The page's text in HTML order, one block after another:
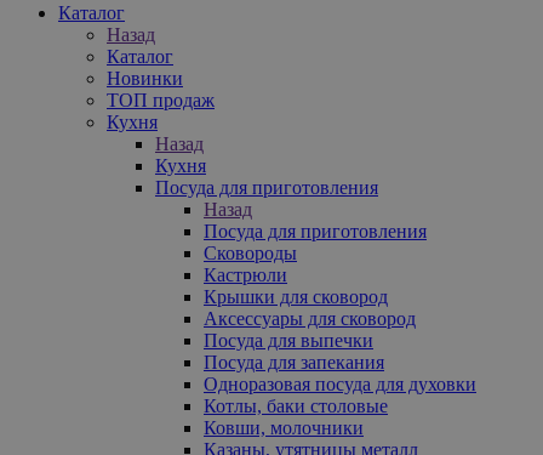
Каталог
Назад
Каталог
Новинки
ТОП продаж
Кухня
Назад
Кухня
Посуда для приготовления
Назад
Посуда для приготовления
Сковороды
Кастрюли
Крышки для сковород
Аксессуары для сковород
Посуда для выпечки
Посуда для запекания
Одноразовая посуда для духовки
Котлы, баки столовые
Ковши, молочники
Казаны, утятницы металл